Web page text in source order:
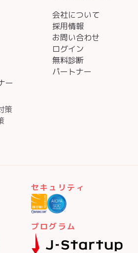
ー
策
会社について
採用情報
お問い合わせ
ログイン
無料診断
パートナー
セキュリティ
プログラム